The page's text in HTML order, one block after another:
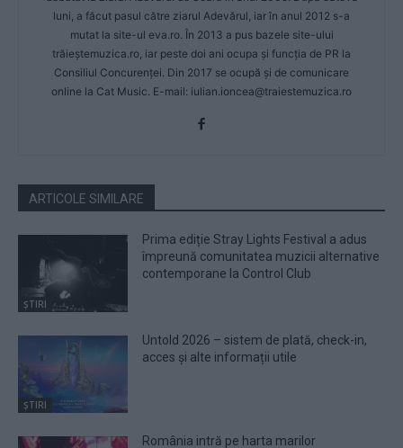
luni, a făcut pasul către ziarul Adevărul, iar în anul 2012 s-a
mutat la site-ul eva.ro. În 2013 a pus bazele site-ului
trăieștemuzica.ro, iar peste doi ani ocupa și funcția de PR la
Consiliul Concurenței. Din 2017 se ocupă și de comunicare
online la Cat Music. E-mail: iulian.ioncea@traiestemuzica.ro
ARTICOLE SIMILARE
ȘTIRI
Prima ediție Stray Lights Festival a adus
împreună comunitatea muzicii alternative
contemporane la Control Club
ȘTIRI
Untold 2026 – sistem de plată, check-in,
acces și alte informații utile
România intră pe harta marilor